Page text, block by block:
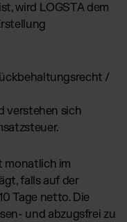
wird LOGSTA dem
/
verstehen sich
monatlich im
falls auf der
Tage netto. Die
und abzugsfrei zu